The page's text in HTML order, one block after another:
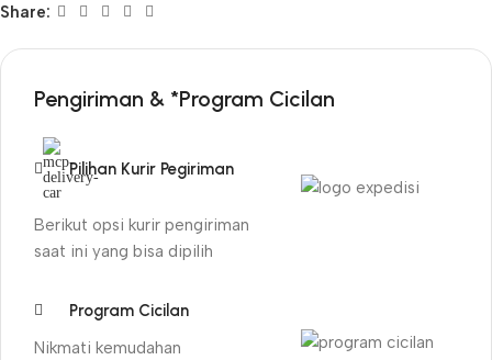
Share:
Pengiriman & *Program Cicilan
Pilihan Kurir Pegiriman
Berikut opsi kurir pengiriman
saat ini yang bisa dipilih
Program Cicilan
Nikmati kemudahan